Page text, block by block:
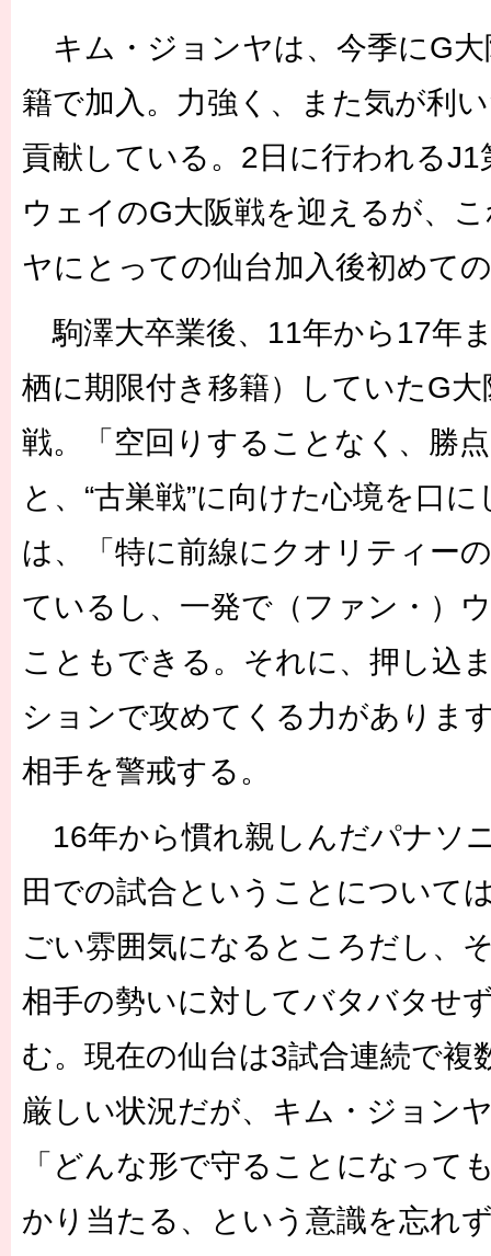
キム・ジョンヤは、今季にG大
籍で加入。力強く、また気が利
貢献している。2日に行われる
ウェイのG大阪戦を迎えるが、
ヤにとっての仙台加入後初めて
駒澤大卒業後、11年から17年
栖に期限付き移籍）していたG
戦。「空回りすることなく、勝
と、“古巣戦”に向けた心境を口
は、「特に前線にクオリティー
ているし、一発で（ファン・）
こともできる。それに、押し込
ションで攻めてくる力がありま
相手を警戒する。
16年から慣れ親しんだパナソ
田での試合ということについて
ごい雰囲気になるところだし、
相手の勢いに対してバタバタせ
む。現在の仙台は3試合連続で複
厳しい状況だが、キム・ジョン
「どんな形で守ることになって
かり当たる、という意識を忘れ